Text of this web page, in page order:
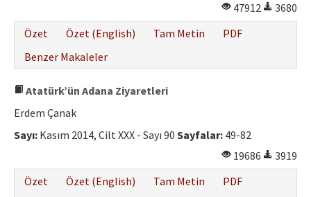
47912
3680
Özet
Özet (English) Tam Metin
PDF
Benzer Makaleler
Atatürk’ün Adana Ziyaretleri
Erdem Çanak
Sayı: Kasım 2014, Cilt XXX - Sayı 90 Sayfalar: 49-82
19686
3919
Özet
Özet (English) Tam Metin
PDF